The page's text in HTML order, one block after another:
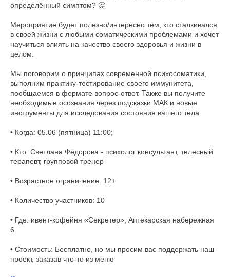
определённый симптом? 🤔
Мероприятие будет полезно/интересно тем, кто сталкивался
в своей жизни с любыми соматическими проблемами и хочет
научиться влиять на качество своего здоровья и жизни в
целом.
Мы поговорим о принципах современной психосоматики,
выполним практику-тестирование своего иммунитета,
пообщаемся в формате вопрос-ответ. Также вы получите
необходимые осознания через подсказки МАК и новые
инструменты для исследования состояния вашего тела.
• Когда: 05.06 (пятница) 11:00;
• Кто: Светлана Фёдорова - психолог консультант, телесный
терапевт, групповой тренер
• Возрастное ограничение: 12+
• Количество участников: 10
• Где: ивент-кофейня «Секретер», Аптекарская набережная
6.
• Стоимость: Бесплатно, но мы просим вас поддержать наш
проект, заказав что-то из меню